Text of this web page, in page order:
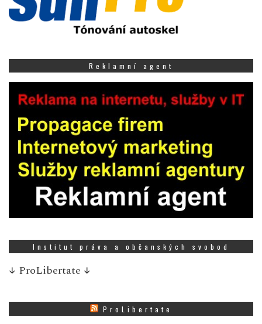
Reklamní agent
Institut práva a občanských svobod
↓ ProLibertate ↓
ProLibertate